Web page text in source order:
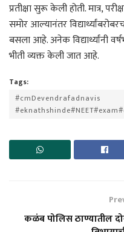
प्रतीक्षा सुरू केली होती. मात्र,
समोर आल्यानंतर
बसला आहे. अनेक विद्यार्थ्यांनी
भीती व्यक्त केली जात आहे.
Tags:
#cmDevendrafadnavis
कळंब पोलिस ठाण्यातील